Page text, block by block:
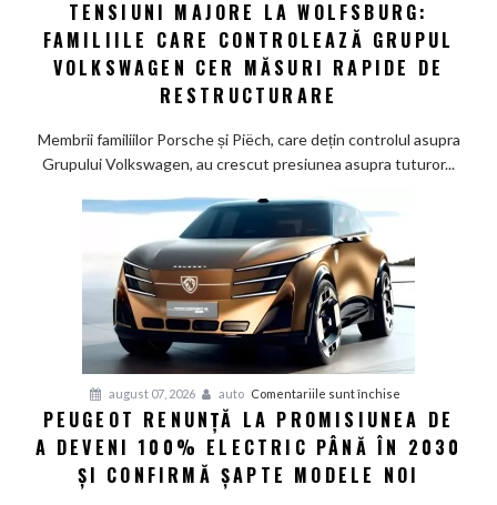
Tensiuni
majore
la
care
măsuri
rapide
de
TENSIUNI MAJORE LA WOLFSBURG:
FAMILIILE CARE CONTROLEAZĂ GRUPUL
VOLKSWAGEN CER MĂSURI RAPIDE DE
RESTRUCTURARE
Membrii familiilor Porsche și Piëch, care dețin controlul asupra
Grupului Volkswagen, au crescut presiunea asupra tuturor...
august 07, 2026 auto Comentariile sunt închise
Peugeot
renunță
la
PEUGEOT RENUNȚĂ LA PROMISIUNEA DE
A DEVENI 100% ELECTRIC PÂNĂ ÎN 2030
ȘI CONFIRMĂ ȘAPTE MODELE NOI